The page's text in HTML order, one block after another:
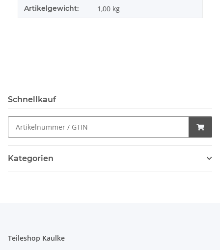
Artikelgewicht: 1,00 kg
Schnellkauf
Kategorien
Teileshop Kaulke